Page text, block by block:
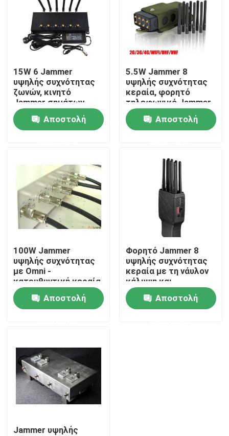
Προϊόντα
Βίντεο
Ξενάγηση στο εργοστάσιο
Ελεγχος ποιότητας
Jammers κηφήνων
Ραδιο Jammer σημάτων
Jammer ραδιοσυχνότητας
15W 6 Jammer
υψηλής συχνότητας
ζωνών, κινητό
Jammer σημάτων
δικτύων για την
αίθουσα
συνεδριάσεων
Αποστολή
5.5W Jammer 8
υψηλής συχνότητας
κεραία, φορητό
τηλεφωνικό Jammer
κυττάρων με τη
νάυλον περίπτωση
Lojack
Αποστολή
100W Jammer
υψηλής συχνότητας
με Omni -
κατευθυντική κεραία
για το τηλέφωνο 4G
LTE κυττάρων
Αποστολή
Φορητό Jammer 8
υψηλής συχνότητας
κεραία με τη νάυλον
κάλυψη και
χτισμένος στην
μπαταρίαΑποστολή
Jammer υψηλής